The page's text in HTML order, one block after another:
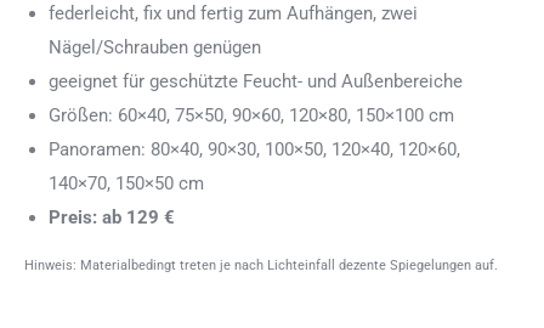
federleicht, fix und fertig zum Aufhängen, zwei
Nägel/Schrauben genügen
geeignet für geschützte Feucht- und Außenbereiche
Größen: 60×40, 75×50, 90×60, 120×80, 150×100 cm
Panoramen: 80×40, 90×30, 100×50, 120×40, 120×60,
140×70, 150×50 cm
Preis: ab 129 €
Hinweis: Materialbedingt treten je nach Lichteinfall dezente Spiegelungen auf.